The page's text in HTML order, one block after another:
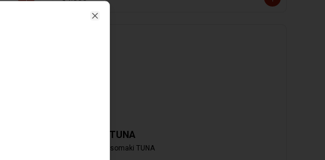
Hosomaki TUNA
8 cortes de Hosomaki TUNA